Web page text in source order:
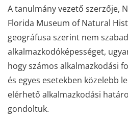
A tanulmány vezető szerzője,
Florida Museum of Natural
geográfusa szerint nem
alkalmazkodóképességet,
hogy számos alkalmazkodási
és egyes esetekben közelebb
elérhető alkalmazkodási
gondoltuk.